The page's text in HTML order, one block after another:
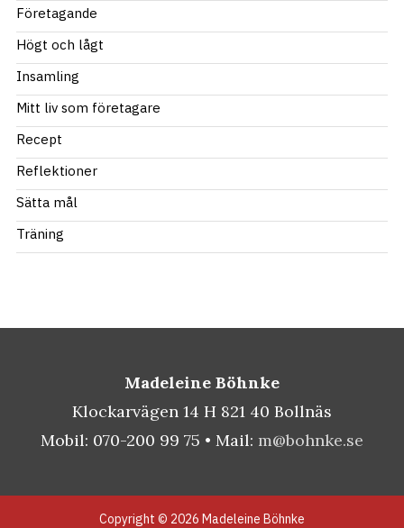
Företagande
Högt och lågt
Insamling
Mitt liv som företagare
Recept
Reflektioner
Sätta mål
Träning
Madeleine Böhnke
Klockarvägen 14 H 821 40 Bollnäs
Mobil: 070-200 99 75 • Mail: m@bohnke.se
Copyright © 2026 Madeleine Böhnke